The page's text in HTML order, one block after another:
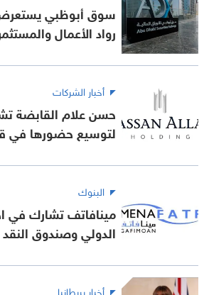
سوق أبوظبي
رواد الأعمال
أخبار الشركات
لتوسيع حضورها في
البنوك
مينافاتف تشارك في
الدولي وصندوق
أخبار بريطانيا